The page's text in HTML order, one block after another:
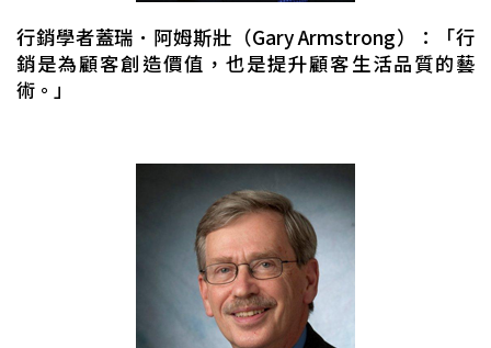
行銷學者蓋瑞．阿姆斯壯（Gary Armstrong）：「行
銷是為顧客創造價值，也是提升顧客生活品質的藝
術。」